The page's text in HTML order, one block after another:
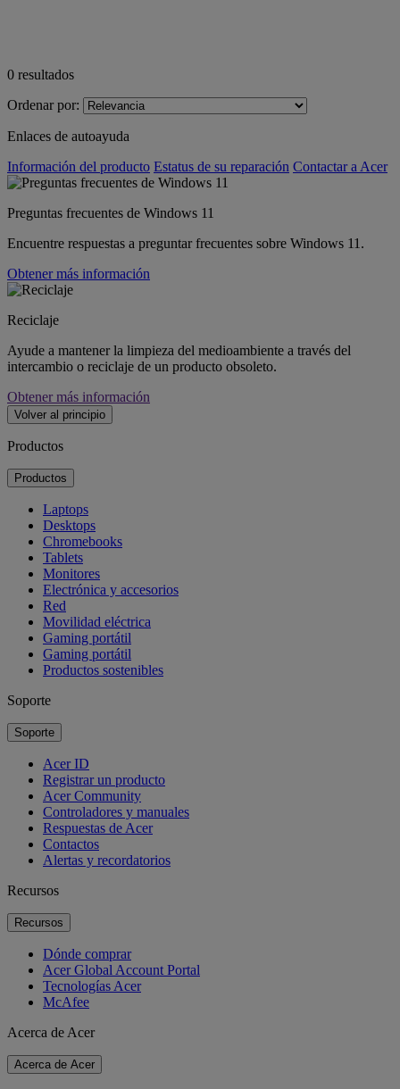
0 resultados
Ordenar por:
Enlaces de autoayuda
Información del producto Estatus de su reparación Contactar a Acer
Preguntas frecuentes de Windows 11
Encuentre respuestas a preguntar frecuentes sobre Windows 11.
Obtener más información
Reciclaje
Ayude a mantener la limpieza del medioambiente a través del
intercambio o reciclaje de un producto obsoleto.
Obtener más información
Volver al principio
Productos
Productos
Laptops
Desktops
Chromebooks
Tablets
Monitores
Electrónica y accesorios
Red
Movilidad eléctrica
Gaming portátil
Gaming portátil
Productos sostenibles
Soporte
Soporte
Acer ID
Registrar un producto
Acer Community
Controladores y manuales
Respuestas de Acer
Contactos
Alertas y recordatorios
Recursos
Recursos
Dónde comprar
Acer Global Account Portal
Tecnologías Acer
McAfee
Acerca de Acer
Acerca de Acer